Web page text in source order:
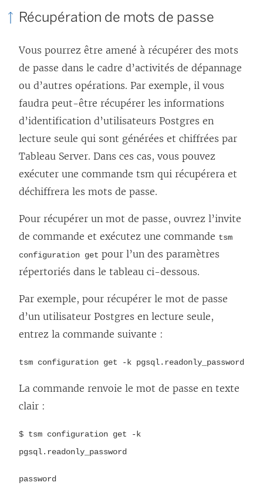
Récupération de mots de passe
Vous pourrez être amené à récupérer des mots
de passe dans le cadre d’activités de dépannage
ou d’autres opérations. Par exemple, il vous
faudra peut-être récupérer les informations
d’identification d’utilisateurs Postgres en
lecture seule qui sont générées et chiffrées par
Tableau Server. Dans ces cas, vous pouvez
exécuter une commande tsm qui récupérera et
déchiffrera les mots de passe.
Pour récupérer un mot de passe, ouvrez l’invite
de commande et exécutez une commande tsm
configuration get pour l’un des paramètres
répertoriés dans le tableau ci-dessous.
Par exemple, pour récupérer le mot de passe
d’un utilisateur Postgres en lecture seule,
entrez la commande suivante :
tsm configuration get -k pgsql.readonly_password
La commande renvoie le mot de passe en texte
clair :
$ tsm configuration get -k
pgsql.readonly_password
password